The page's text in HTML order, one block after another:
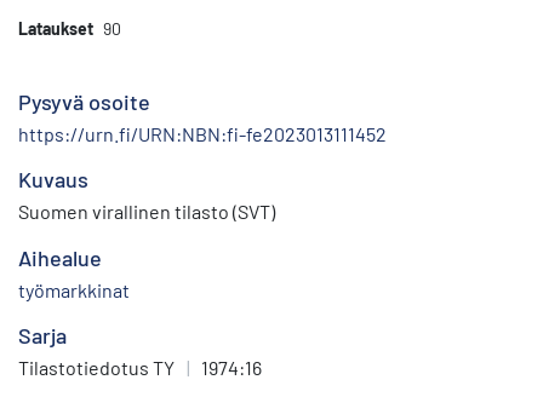
Lataukset 90
Pysyvä osoite
https://urn.fi/URN:NBN:fi-fe2023013111452
Kuvaus
Suomen virallinen tilasto (SVT)
Aihealue
työmarkkinat
Sarja
Tilastotiedotus TY | 1974:16